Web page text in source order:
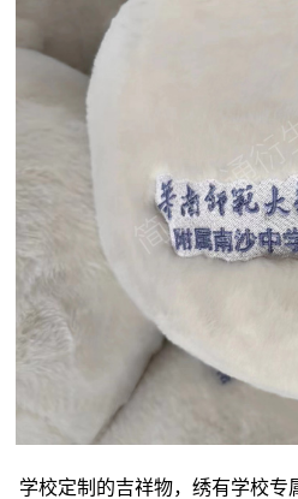
学校定制的吉祥物，绣有学校专